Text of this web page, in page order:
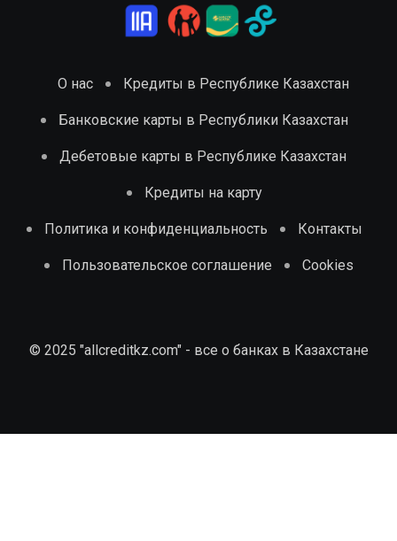
О нас Кредиты в Республике Казахстан
Банковские карты в Республики Казахстан
Дебетовые карты в Республике Казахстан
Кредиты на карту
Политика и конфиденциальность Контакты
Пользовательское соглашение Cookies
© 2025 "allcreditkz.com" - все о банках в Казахстане